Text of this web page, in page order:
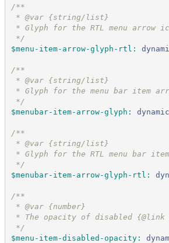
/**
* @var {string/list}
* Glyph for the RTL menu arrow
*/
$menu-item-arrow-glyph-rtl :
/**
* @var {string/list}
* Glyph for the menu bar item
*/
$menubar-item-arrow-glyph : dynamic
/**
* @var {string/list}
* Glyph for the RTL menu bar
*/
$menubar-item-arrow-glyph-rtl :
/**
* @var {number}
* The opacity of disabled {@link
*/
$menu-item-disabled-opacity: